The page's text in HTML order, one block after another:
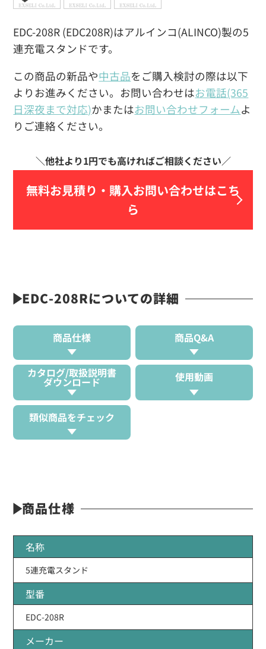
EDC-208R (EDC208R)はアルインコ(ALINCO)製の5
連充電スタンドです。
この商品の新品や中古品をご購入検討の際は以下
よりお進みください。お問い合わせはお電話(365
日深夜まで対応)かまたはお問い合わせフォームよ
りご連絡ください。
無料お見積り・ 購入お問い合わせはこち
ら
EDC-208Rについての詳細
商品仕様 商品Q&A
カタログ/取扱説明書
ダウンロード 使用動画
類似商品をチェック
商品仕様
名称
5連充電スタンド
型番
EDC-208R
メーカー